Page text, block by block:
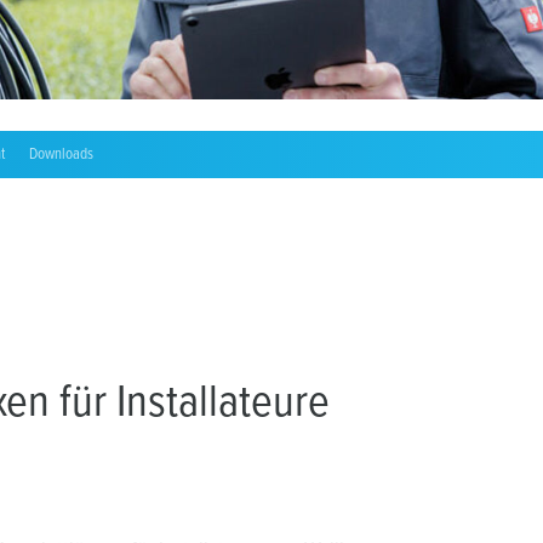
Downloads
für Installateure